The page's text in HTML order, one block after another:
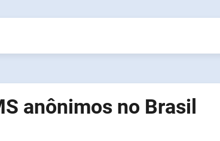
anônimos no Brasil